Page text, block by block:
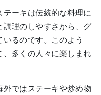
ーキは伝統的な料理に
理のしやすさから、グ
るのです。このよう
、多くの人々に楽しまれ
外ではステーキや炒め物